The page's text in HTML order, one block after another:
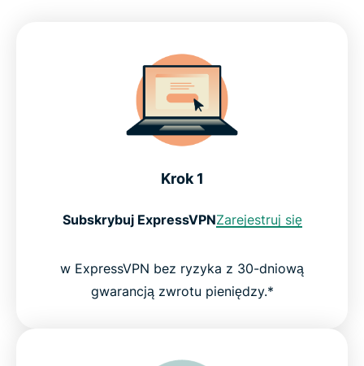
Krok 1
Subskrybuj ExpressVPNZarejestruj się
w ExpressVPN bez ryzyka z 30-dniową
gwarancją zwrotu pieniędzy.*